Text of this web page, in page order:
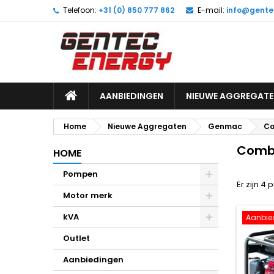
Telefoon: +31 (0) 850 777 862 E-mail:
AANBIEDINGEN NIEUWE
Home Nieuwe Aggregaten Genmac
HOME
Pompen
Motor merk
kVA
Outlet
Aanbiedingen
Er zijn 4